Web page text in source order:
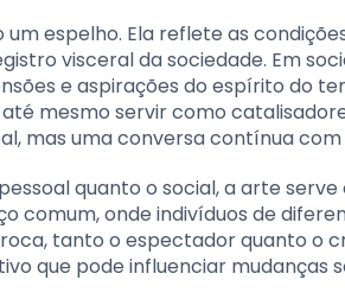
espelho. Ela reflete as
visceral da sociedade. Em
e aspirações do espírito do
mesmo servir como
mas uma conversa contínua
quanto o social, a arte
comum, onde indivíduos de
tanto o espectador quanto o
que pode influenciar mudanças